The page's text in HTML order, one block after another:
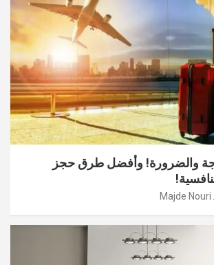
والضرورة! وأفضل طرق حجز
Majde Nouri